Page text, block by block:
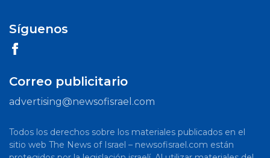
Síguenos
Correo publicitario
advertising@newsofisrael.com
Todos los derechos sobre los materiales publicados en el
sitio web The News of Israel – newsofisrael.com están